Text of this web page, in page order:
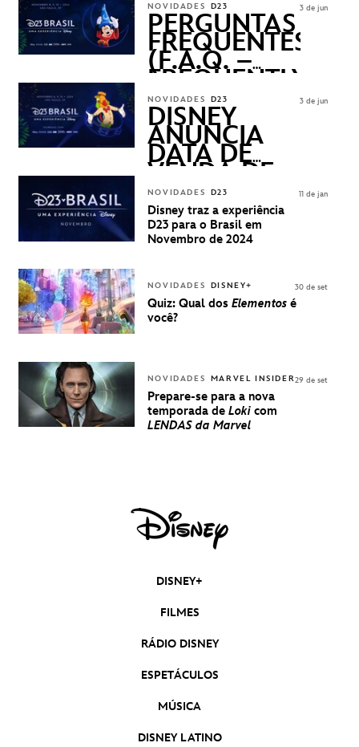
NOVIDADES D23
PERGUNTAS
FREQUENTES
(F.A.Q. –
FREQUENTLY
ASKED
QUESTIONS)
3 de jun
NOVIDADES D23
DISNEY
ANUNCIA
DATA DE
VENDA DE
INGRESSOS
PARA A D23
BRASIL -
UMA
DISNEY
3 de jun
NOVIDADES D23
Disney traz a experiência
D23 para o Brasil em
Novembro de 2024
11 de jan
NOVIDADES DISNEY+
Quiz: Qual dos Elementos é
você?
30 de set
NOVIDADES MARVEL INSIDER
Prepare-se para a nova
temporada de Loki com
LENDAS da Marvel
29 de set
DISNEY+
FILMES
RÁDIO DISNEY
ESPETÁCULOS
MÚSICA
DISNEY LATINO